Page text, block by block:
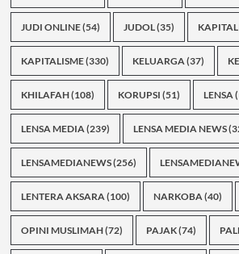
JUDI ONLINE(54) JUDOL(35)
KAPITALISME(330) KELUARGA(37)
KHILAFAH(108) KORUPSI (51) LENSA
LENSA MEDIA(239) LENSA MEDIA NEWS
LENSAMEDIANEWS(256)
LENTERA AKSARA(100) NARKOBA(40)
OPINI MUSLIMAH(72) PAJAK(74)